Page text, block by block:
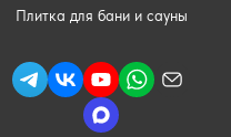
Плитка для бани и сауны